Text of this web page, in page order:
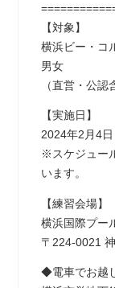
【対象】
横浜ビー・
男女
（直営・公認
【実施日】
2024年2月4
※スケジュー
います。
【練習会場】
横浜国際プー
〒224-0021
◆電車でお越